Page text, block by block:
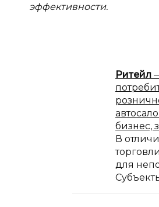
эффективности.
Ритейл
бизнес,
В
для